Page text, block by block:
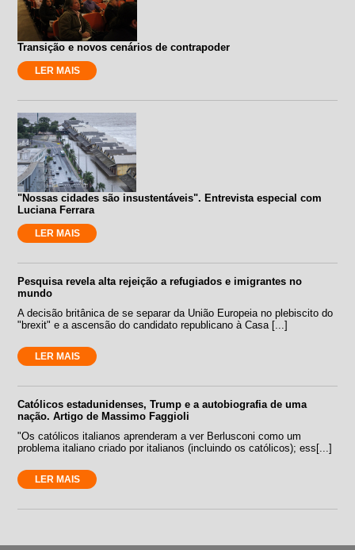
Transição e novos cenários de contrapoder
LER MAIS
"Nossas cidades são insustentáveis". Entrevista especial com
Luciana Ferrara
LER MAIS
Pesquisa revela alta rejeição a refugiados e imigrantes no
mundo
A decisão britânica de se separar da União Europeia no plebiscito do
"brexit" e a ascensão do candidato republicano à Casa [...]
LER MAIS
Católicos estadunidenses, Trump e a autobiografia de uma
nação. Artigo de Massimo Faggioli
"Os católicos italianos aprenderam a ver Berlusconi como um
problema italiano criado por italianos (incluindo os católicos); ess[...]
LER MAIS